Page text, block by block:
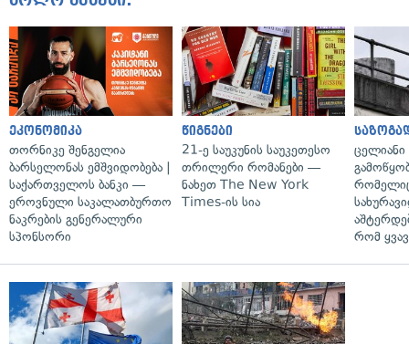
ეკონომიკა
თორნიკე შენგელია
ბარსელონას ემშვიდობება |
საქართველოს ბანკი —
ეროვნული საკალათბურთო
ნაკრების გენერალური
სპონსორი
წიგნები
21-ე საუკუნის საუკეთესო
თრილერი რომანები —
ნახეთ The New York
Times-ის სია
რომელიც
რომ